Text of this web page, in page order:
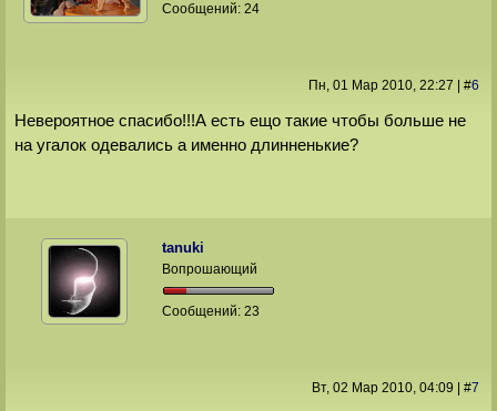
Сообщений:24
Пн, 01 Мар 2010, 22:27 #6
Невероятное спасибо!!!А есть ещо такие чтобы больше не
на угалок одевались а именно длинненькие?
tanuki
Вопрошающий
Сообщений:23
Вт, 02 Мар 2010, 04:09 #7